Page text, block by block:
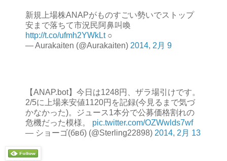
新規上場株ANAPがものすごい勢いでストップ
安まで落ちて市況民阿鼻叫喚
http://t.co/ufmh2YWkLt○
— Aurakaiten (@Aurakaiten) 2014, 2月 9
【ANAP.bot】今日は1248円、ザラ場引けです。
2/5に上場来安値1120円を記録(今見るまで気づ
かなかった)。ジュース1本分で公募価格割れの
危機だった模様。 pic.twitter.com/OZWwlds7wf
— ショーゴ(бвб) (@Sterling22898) 2014, 2月 13